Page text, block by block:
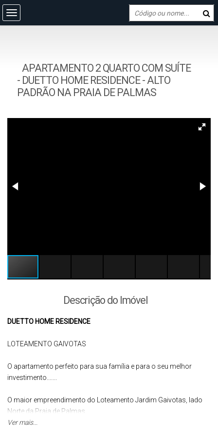
APARTAMENTO 2 QUARTO COM SUÍTE
- DUETTO HOME RESIDENCE - ALTO
PADRÃO NA PRAIA DE PALMAS
Descrição do Imóvel
DUETTO HOME RESIDENCE
LOTEAMENTO GAIVOTAS
O apartamento perfeito para sua família e para o seu melhor
investimento.......
O maior empreendimento do Loteamento Jardim Gaivotas, lado
Norte da Praia de Palmas...
Ver mais...